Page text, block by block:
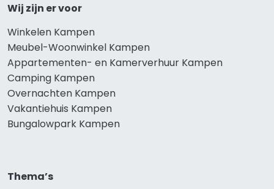
Wij zijn er voor
Winkelen Kampen
Meubel-Woonwinkel Kampen
Appartementen- en Kamerverhuur Kampen
Camping Kampen
Overnachten Kampen
Vakantiehuis Kampen
Bungalowpark Kampen
Thema’s